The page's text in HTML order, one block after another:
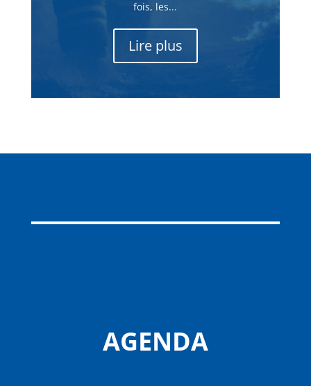
fois, les...
Lire plus
AGENDA